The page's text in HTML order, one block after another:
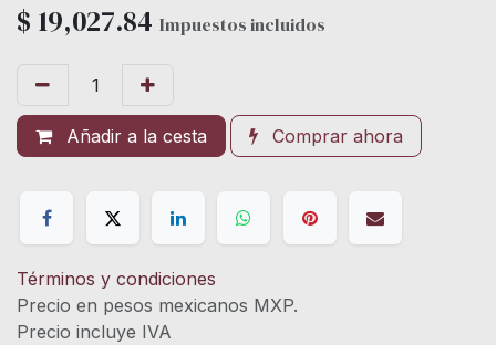
$ 19,027.84 Impuestos incluidos
Añadir a la cesta Comprar ahora
Términos y condiciones
Precio en pesos mexicanos MXP.
Precio incluye IVA